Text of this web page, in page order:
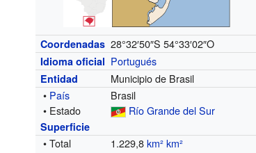
Coordenadas 28°32′50″S 54°33′02″O
Idioma oficial Portugués
Entidad
Municipio de Brasil
• País
Brasil
• Estado
Río Grande del Sur
Superficie
• Total 1.229,8km² km²